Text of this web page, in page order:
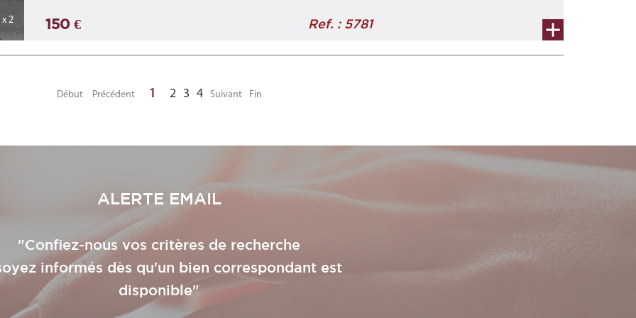
x 2 150 € Ref. : 5781
Début Précédent 1 2 3 4 Suivant Fin
ALERTE EMAIL
"Confiez-nous vos critères de recherche
informés dès qu'un bien correspondant est
disponible"